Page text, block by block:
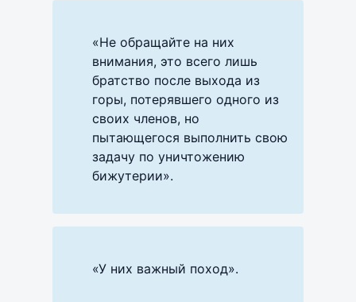
«Не обращайте на них
внимания, это всего лишь
братство после выхода из
горы, потерявшего одного из
своих членов, но
пытающегося выполнить свою
задачу по уничтожению
бижутерии».
«У них важный поход».